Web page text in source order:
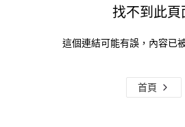
找不到此頁
這個連結可能有誤，內容已
首頁